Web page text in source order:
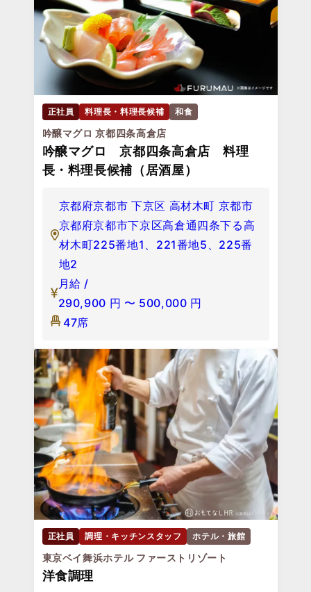
正社員 料理長・料理長候補 和食
吟醸マグロ 京都四条高倉店
吟醸マグロ 京都四条高倉店 料理
長・料理長候補（居酒屋）
京都府京都市 下京区 高材木町 京都市
京都府京都市下京区高倉通四条下る高
材木町225番地1、221番地5、225番
地2
月給 /
290,900 円 〜 500,000 円
47席
正社員 調理・キッチンスタッフ ホテル・旅館
東京ベイ舞浜ホテル ファーストリゾート
洋食調理